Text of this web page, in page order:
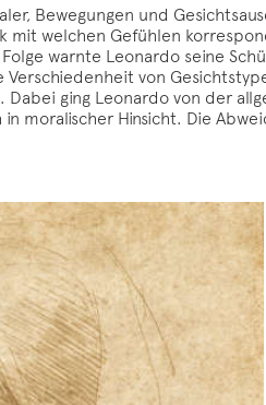
Bewegungen und
mit welchen Gefühlen
warnte Leonardo seine
von
ging Leonardo von der
moralischer Hinsicht. Die